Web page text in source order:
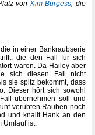
von Kim Burgess, die
in einer Bankraubserie
die den Fall für sich
waren. Da Hailey aber
sich diesen Fall nicht
sie spitz bekommt, dass
Dieser hört sich sowohl
übernehmen soll und
verübten Rauben noch
und knallt Hank an den
Umlauf ist.